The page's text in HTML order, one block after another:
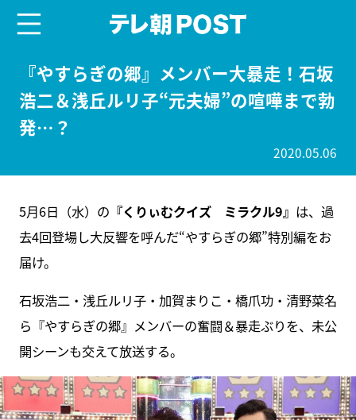
『やすらぎの郷』メンバー大暴走！石坂
浩二＆浅丘ルリ子“元夫婦”の喧嘩まで勃
発…？
2020.05.06
5月6日（水）の 『くりぃむクイズ ミラクル9』 は、過
去4回登場し大反響を呼んだ“やすらぎの郷”特別編をお
届け。
石坂浩二・浅丘ルリ子・加賀まりこ・橋爪功・清野菜名
ら『やすらぎの郷』メンバーの奮闘＆暴走ぶりを、未公
開シーンも交えて放送する。